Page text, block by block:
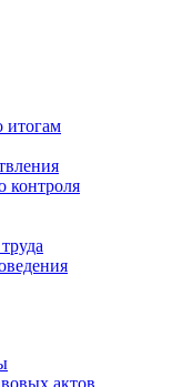
итогам
контроля